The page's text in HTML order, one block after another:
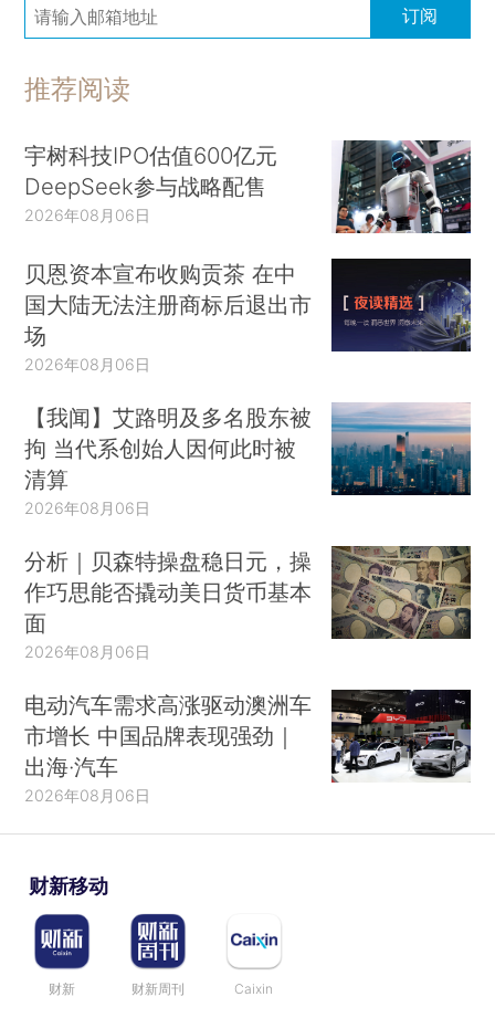
订阅
推荐阅读
宇树科技IPO估值600亿元
DeepSeek参与战略配售
2026年08月06日
贝恩资本宣布收购贡茶 在中
国大陆无法注册商标后退出市
场
2026年08月06日
【我闻】艾路明及多名股东被
拘 当代系创始人因何此时被
清算
2026年08月06日
分析｜贝森特操盘稳日元，操
作巧思能否撬动美日货币基本
面
2026年08月06日
电动汽车需求高涨驱动澳洲车
市增长 中国品牌表现强劲｜
出海·汽车
2026年08月06日
财新移动
财新 财新周刊 Caixin